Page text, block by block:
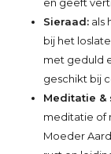
Sieraad: als
bij het
met geduld
geschikt bij
Meditatie &
meditatie of
Moeder